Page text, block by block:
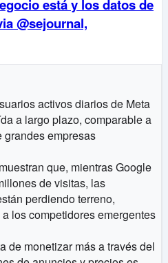
está y los datos de
@sejournal,
activos diarios de Meta
a largo plazo, comparable a
grandes empresas
que, mientras Google
de visitas, las
perdiendo terreno,
los competidores emergentes
de monetizar más a través del